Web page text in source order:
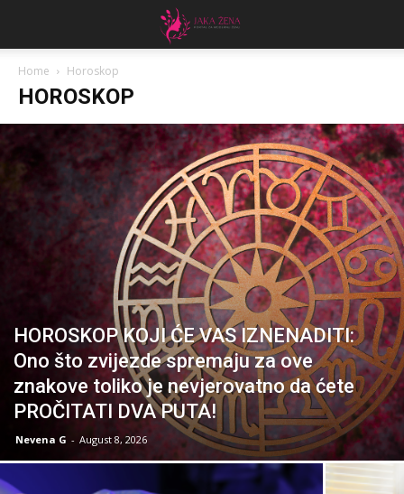
Home Horoskop
HOROSKOP
HOROSKOP KOJI ĆE VAS IZNENADITI:
Ono što zvijezde spremaju za ove
znakove toliko je nevjerovatno da ćete
PROČITATI DVA PUTA!
Nevena G - August 8, 2026